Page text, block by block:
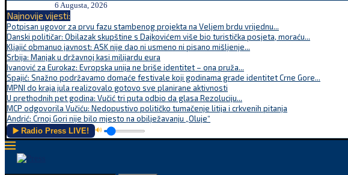
6 Augusta, 2026
Najnovije vijesti:
Potpisan ugovor za prvu fazu stambenog projekta na Veljem brdu vrijednu...
Danski političar: Obilazak skupštine s Dajkovićem više bio turistička posjeta, moraću...
Kljajić obmanuo javnost: ASK nije dao ni usmeno ni pisano mišljenje...
Srbija: Manjak u državnoj kasi milijardu eura
Ivanović za Eurokaz: Evropska unija ne briše identitet – ona pruža...
Spajić: Snažno podržavamo domaće festivale koji godinama grade identitet Crne Gore...
MPNI do kraja jula realizovalo gotovo sve planirane aktivnosti
U prethodnih pet godina: Vučić tri puta odbio da glasa Rezoluciju...
MCP odgovorila Vučiću: Nedopustivo političko tumačenje litija i crkvenih pitanja
Andrić: Crnoj Gori nije bilo mjesto na obilježavanju „Oluje“
▶️ Radio Press LIVE! 🔊